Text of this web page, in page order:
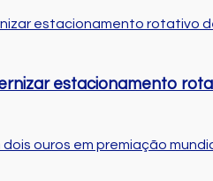
estacionamento